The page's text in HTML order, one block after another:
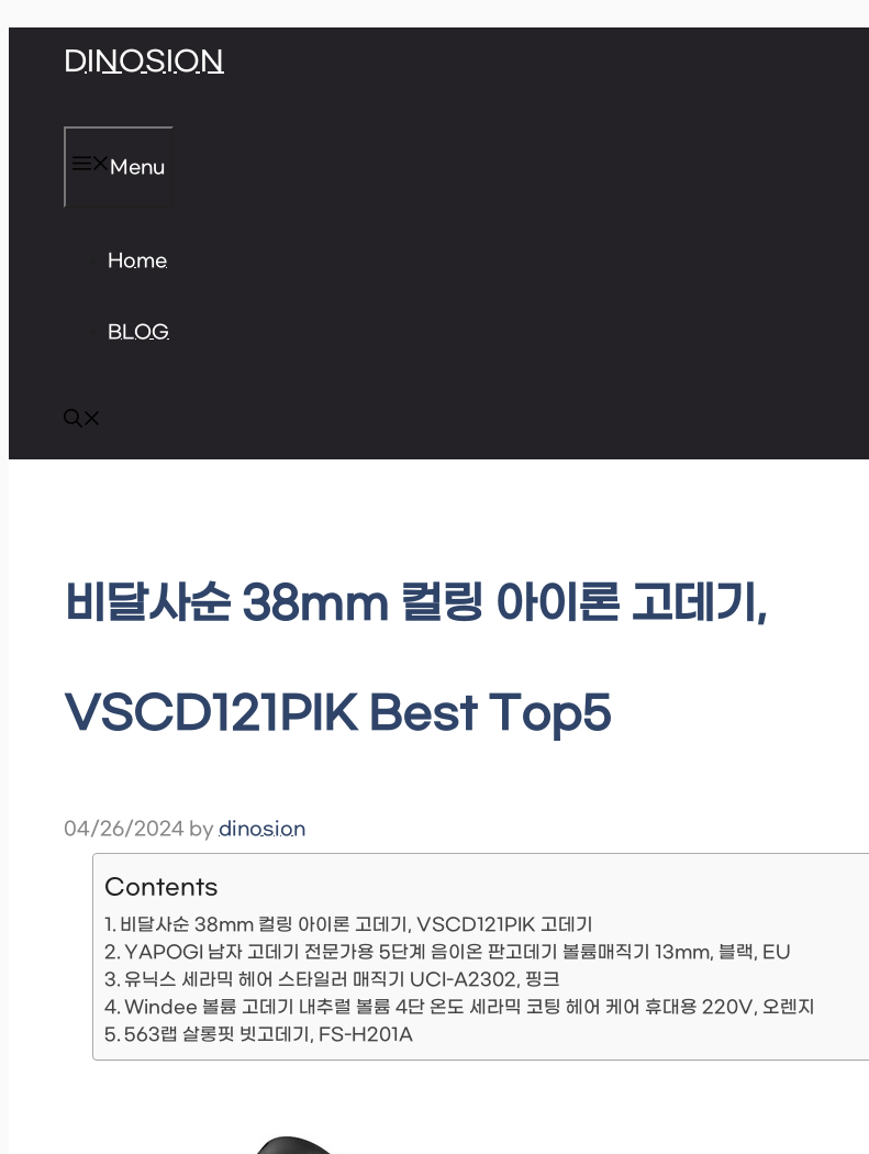
DINOSION
Menu
Home
BLOG
비달사순 38mm 컬링 아이론 고데기,
VSCD121PIK Best Top5
04/26/2024 by dinosion
Contents
비달사순 38mm 컬링 아이론 고데기, VSCD121PIK 고데기
YAPOGI 남자 고데기 전문가용 5단계 음이온 판고데기 볼륨매직기 13mm, 블랙, EU
유닉스 세라믹 헤어 스타일러 매직기 UCI-A2302, 핑크
Windee 볼륨 고데기 내추럴 볼륨 4단 온도 세라믹 코팅 헤어 케어 휴대용 220V, 오렌지
563랩 살롱핏 빗고데기, FS-H201A